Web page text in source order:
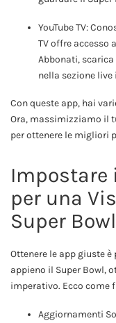
YouTube TV:
TV offre accesso
Abbonati, scarica
nella sezione
Con queste app, hai
Ora, massimizziamo il
per ottenere le migliori
Impostare
per una
Super Bowl
Ottenere le app giuste
appieno il Super Bowl,
imperativo. Ecco come
Aggiornamenti